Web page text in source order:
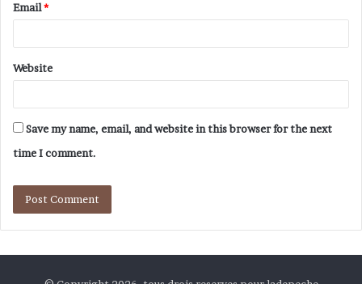
Email*
Website
Save my name, email, and website in this browser for the next
time I comment.